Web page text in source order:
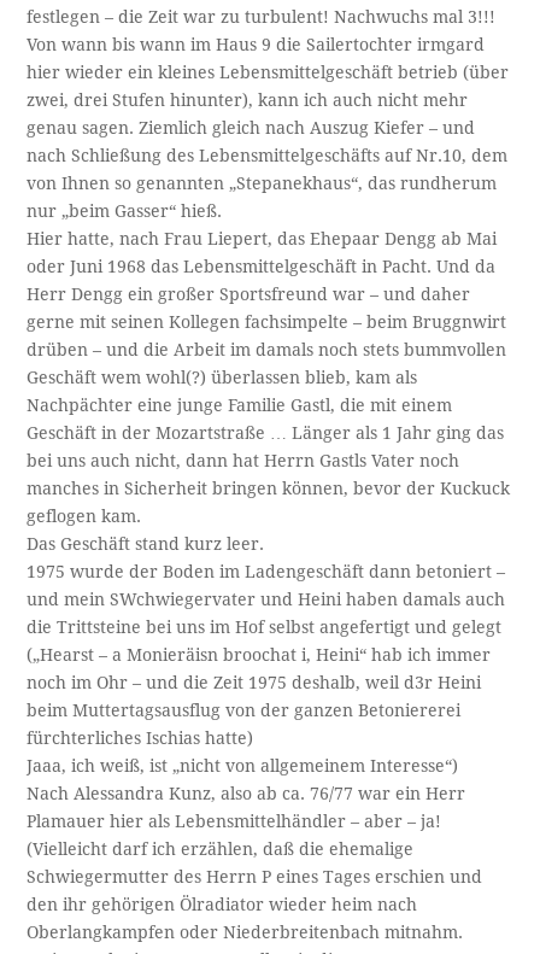
festlegen – die Zeit war zu turbulent! Nachwuchs mal 3!!!
Von wann bis wann im Haus 9 die Sailertochter irmgard
hier wieder ein kleines Lebensmittelgeschäft betrieb (über
zwei, drei Stufen hinunter), kann ich auch nicht mehr
genau sagen. Ziemlich gleich nach Auszug Kiefer – und
nach Schließung des Lebensmittelgeschäfts auf Nr.10, dem
von Ihnen so genannten „Stepanekhaus“, das rundherum
nur „beim Gasser“ hieß.
Hier hatte, nach Frau Liepert, das Ehepaar Dengg ab Mai
oder Juni 1968 das Lebensmittelgeschäft in Pacht. Und da
Herr Dengg ein großer Sportsfreund war – und daher
gerne mit seinen Kollegen fachsimpelte – beim Bruggnwirt
drüben – und die Arbeit im damals noch stets bummvollen
Geschäft wem wohl(?) überlassen blieb, kam als
Nachpächter eine junge Familie Gastl, die mit einem
Geschäft in der Mozartstraße … Länger als 1 Jahr ging das
bei uns auch nicht, dann hat Herrn Gastls Vater noch
manches in Sicherheit bringen können, bevor der Kuckuck
geflogen kam.
Das Geschäft stand kurz leer.
1975 wurde der Boden im Ladengeschäft dann betoniert –
und mein SWchwiegervater und Heini haben damals auch
die Trittsteine bei uns im Hof selbst angefertigt und gelegt
(„Hearst – a Monieräisn broochat i, Heini“ hab ich immer
noch im Ohr – und die Zeit 1975 deshalb, weil d3r Heini
beim Muttertagsausflug von der ganzen Betoniererei
fürchterliches Ischias hatte)
Jaaa, ich weiß, ist „nicht von allgemeinem Interesse“)
Nach Alessandra Kunz, also ab ca. 76/77 war ein Herr
Plamauer hier als Lebensmittelhändler – aber – ja!
(Vielleicht darf ich erzählen, daß die ehemalige
Schwiegermutter des Herrn P eines Tages erschien und
den ihr gehörigen Ölradiator wieder heim nach
Oberlangkampfen oder Niederbreitenbach mitnahm.